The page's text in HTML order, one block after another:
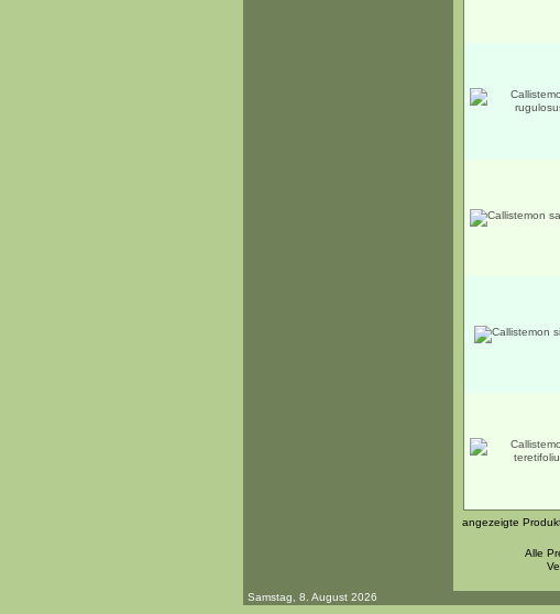
angezeigte
Alle
Samstag, 8. August 2026